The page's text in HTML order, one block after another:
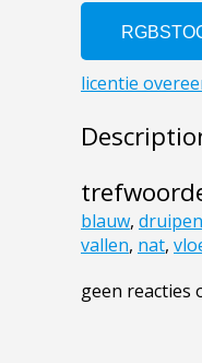
blauw, druipen
vallen, nat,
geen reacties